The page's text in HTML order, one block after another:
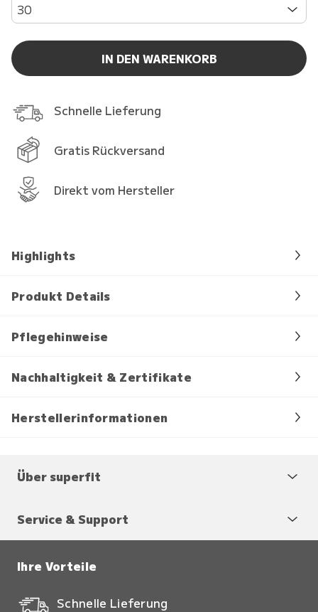
30
IN DEN WARENKORB
Schnelle Lieferung
Gratis Rückversand
Direkt vom Hersteller
Highlights
Produkt Details
Pflegehinweise
Nachhaltigkeit & Zertifikate
Herstellerinformationen
Über superfit
Service & Support
Ihre Vorteile
Schnelle Lieferung